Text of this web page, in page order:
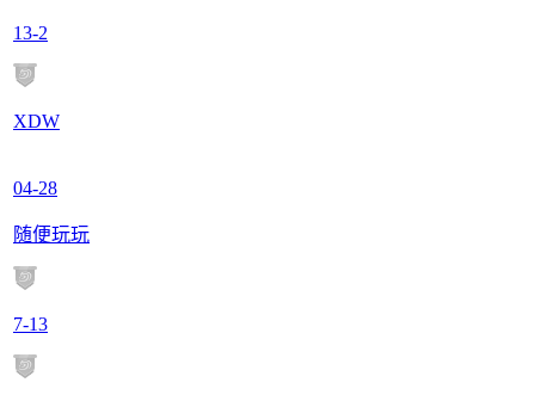
13-2
XDW
04-28
随便玩玩
7-13